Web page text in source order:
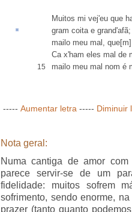
Muitos mi vej'eu que
gram coita e grand'afã;
mailo meu mal,
Ca x'ham eles mal de
15 mailo meu mal nom é
----- Aumentar letra ----- Diminuir
Nota geral:
Numa cantiga de amor
parece servir-se de um
fidelidade: muitos sofrem
sofrimento, sendo enorme,
prazer (tanto quanto